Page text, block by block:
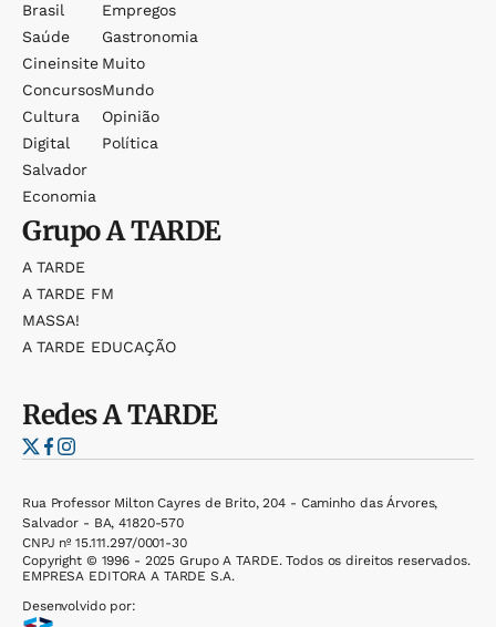
Brasil
Saúde
Cineinsite
Concursos
Cultura
Digital
Salvador
Economia
Empregos
Gastronomia
Muito
Mundo
Opinião
Política
GrupoA TARDE
A TARDE
A TARDE FM
MASSA!
A TARDE EDUCAÇÃO
RedesA TARDE
Rua Professor Milton Cayres de Brito, 204 - Caminho das Árvores,
Salvador - BA, 41820-570
CNPJ nº 15.111.297/0001-30
Copyright © 1996 - 2025 Grupo A TARDE. Todos os direitos reservados.
EMPRESA EDITORA A TARDE S.A.
Desenvolvido por: